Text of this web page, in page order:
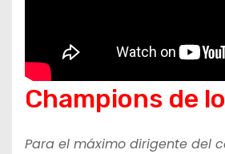
Champions de
Para el máximo dirigente del